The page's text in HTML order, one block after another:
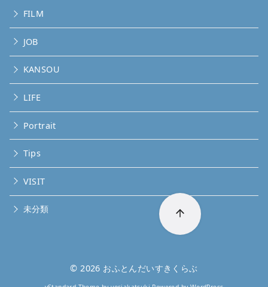
FILM
JOB
KANSOU
LIFE
Portrait
Tips
VISIT
未分類
© 2026 おふとんだいすきくらぶ